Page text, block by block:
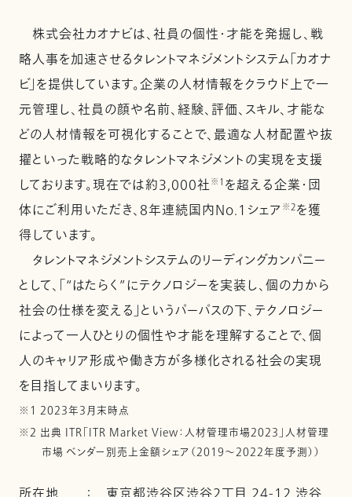
株式会社カオナビは、社員の個性・才能を発掘し、戦
略人事を加速させるタレントマネジメントシステム「カオナ
ビ」を提供しています。企業の人材情報をクラウド上で一
元管理し、社員の顔や名前、経験、評価、スキル、才能な
どの人材情報を可視化することで、最適な人材配置や抜
擢といった戦略的なタレントマネジメントの実現を支援
しております。現在では約3,000社※1 を超える企業・団
体にご利用いただき、8年連続国内No.1シェア ※2を獲
得しています。
タレントマネジメントシステムのリーディングカンパニー
として、「“はたらく”にテクノロジーを実装し、個の力から
社会の仕様を変える」というパーパスの下、テクノロジー
によって一人ひとりの個性や才能を理解することで、個
人のキャリア形成や働き方が多様化される社会の実現
を目指してまいります。
※1 2023年3月末時点
※2 出典 ITR「ITR Market View：人材管理市場2023」人材管理
市場 ベンダー別売上金額シェア（2019～2022年度予測））